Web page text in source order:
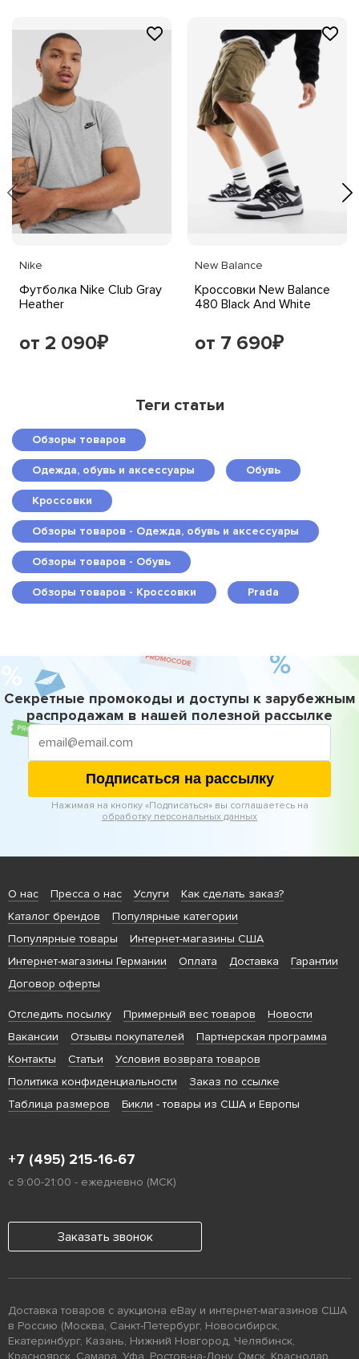
Nike
Футболка Nike Club Gray
Heather
от 2 090₽
New Balance
Кроссовки New Balance
480 Black And White
от 7 690₽
Теги статьи
Обзоры товаров
Одежда, обувь и аксессуары Обувь
Кроссовки
Обзоры товаров - Одежда, обувь и аксессуары
Обзоры товаров - Обувь
Обзоры товаров - Кроссовки Prada
Секретные промокоды и доступы к зарубежным
распродажам в нашей полезной рассылке
Подписаться на рассылку
Нажимая на кнопку «Подписаться» вы соглашаетесь на
обработку персональных данных
О нас Пресса о нас Услуги
Как сделать заказ?
Каталог брендов
Популярные категории
Популярные товары
Интернет-магазины США
Интернет-магазины Германии
Оплата Доставка
Гарантии
Договор оферты
Отследить посылку Примерный вес товаров
Новости
Вакансии
Отзывы покупателей
Партнерская программа
Контакты
Статьи
Условия возврата товаров
Политика конфиденциальности
Заказ по ссылке
Таблица размеров
Бикли - товары из США и Европы
+7 (495) 215-16-67
с 9:00-21:00 - ежедневно (МСК)
Заказать звонок
Доставка товаров с аукциона eBay и интернет-магазинов США
в Россию (Москва, Санкт-Петербург, Новосибирск,
Екатеринбург, Казань, Нижний Новгород, Челябинск,